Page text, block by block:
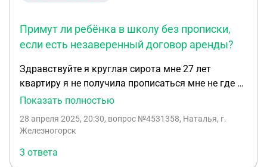
Примут ли ребёнка в школу без прописки,
если есть незаверенный договор аренды?
Здравствуйте я круглая сирота мне 27 лет
квартиру я не получила прописаться мне не где у
меня ребенок должен идти в первый класс
без прописки по месту жительства есть договор
Показать полностью
28 апреля 2025, 20:30, вопрос №4531358, Наталья, г.
Железногорск
3 ответа